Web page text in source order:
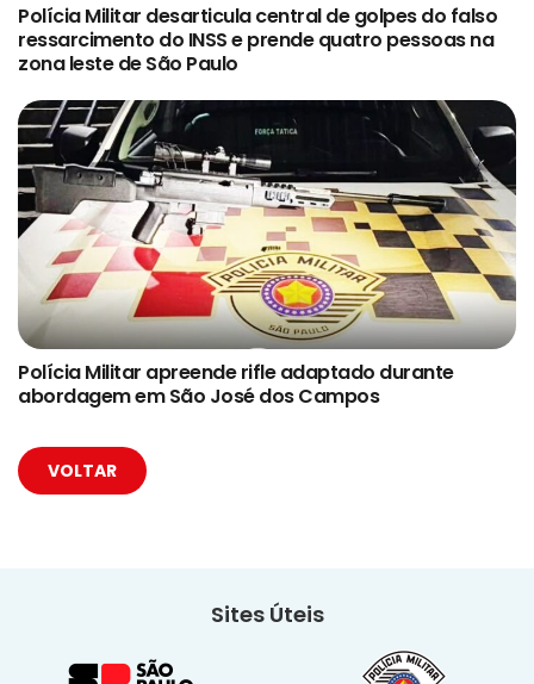
Polícia Militar desarticula central de golpes do falso
ressarcimento do INSS e prende quatro pessoas na
zona leste de São Paulo
Polícia Militar apreende rifle adaptado durante
abordagem em São José dos Campos
VOLTAR
Sites Úteis